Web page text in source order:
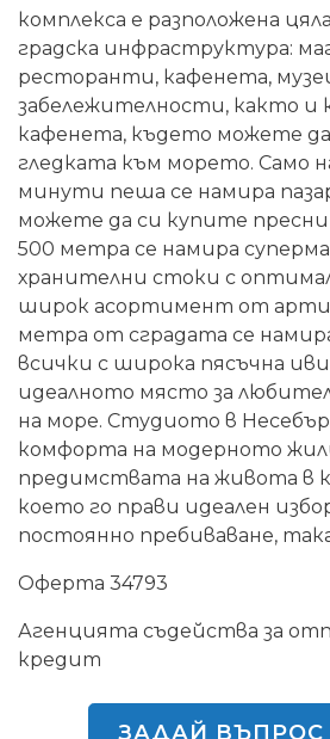
комплекса е разположена
градска инфраструктура:
ресторанти, кафенета,
забележителности, както и
кафенета, където можете
гледката към морето. Само
минути пеша се намира
можете да си купите
500 метра се намира
хранителни стоки с
широк асортимент от
метра от сградата се
всички с широка пясъчна
идеалното място за
на море. Студиото в
комфорта на модерното
предимствата на живота в
което го прави идеален
постоянно пребиваване,
Оферта 34793
Агенцията съдейства за
кредит
ЗАДАЙ ВЪПРОС